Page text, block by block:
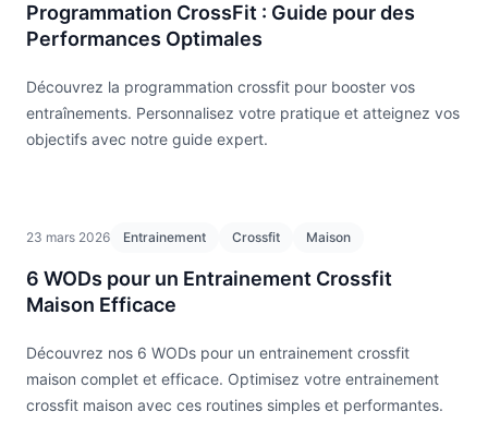
Programmation CrossFit : Guide pour des
Performances Optimales
Découvrez la programmation crossfit pour booster vos
entraînements. Personnalisez votre pratique et atteignez vos
objectifs avec notre guide expert.
23 mars 2026 Entrainement Crossfit Maison
6 WODs pour un Entrainement Crossfit
Maison Efficace
Découvrez nos 6 WODs pour un entrainement crossfit
maison complet et efficace. Optimisez votre entrainement
crossfit maison avec ces routines simples et performantes.